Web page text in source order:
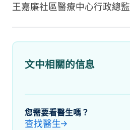
文中相關的信息
您需要看醫生嗎？
查找醫生
王嘉廉社區醫療中心行政總監